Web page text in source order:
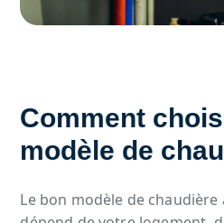
Comment
modèle de
Le bon modèle de chaudière